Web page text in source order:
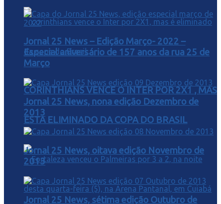
CORINTHIANS VENCE O INTER POR 2X1 , MAS
ESTA ELIMINADO DA COPA DO BRASIL
Jornal 25 News – Edição Março- 2022 –
Especial aniversário de 157 anos da rua 25 de
Março
Jornal 25 News, nona edição Dezembro de
2013
Jornal 25 News, oitava edição Novembro de
2013
Jornal 25 News, sétima edição Outubro de